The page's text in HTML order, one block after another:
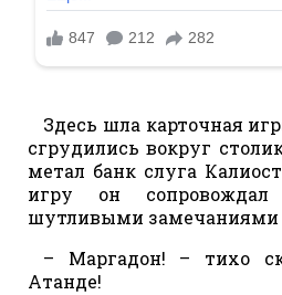
Здесь шла карточная
сгрудились вокруг
метал банк слуга
игру он
шутливыми замечаниями
– Маргадон! – тихо
Атанде!